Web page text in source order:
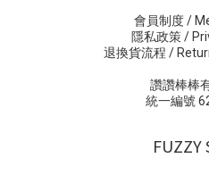
會員制度 /
隱私政策 /
退換貨流程 /
讚讚棒棒
統一編號
FUZZY